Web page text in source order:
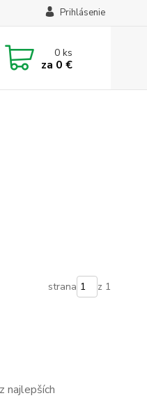
Prihlásenie
0ks
za 0 €
strana z 1
najlepších